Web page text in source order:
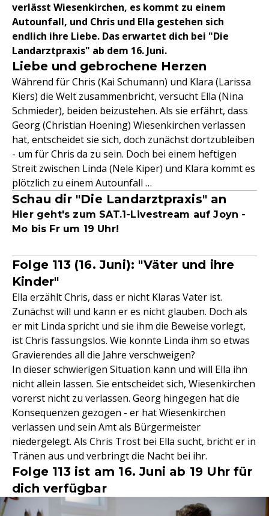
verlässt Wiesenkirchen, es kommt zu einem
Autounfall, und Chris und Ella gestehen sich
endlich ihre Liebe. Das erwartet dich bei "Die
Landarztpraxis" ab dem 16. Juni.
Liebe und gebrochene Herzen
Während für Chris (Kai Schumann) und Klara (Larissa
Kiers) die Welt zusammenbricht, versucht Ella (Nina
Schmieder), beiden beizustehen. Als sie erfährt, dass
Georg (Christian Hoening) Wiesenkirchen verlassen
hat, entscheidet sie sich, doch zunächst dortzubleiben
- um für Chris da zu sein. Doch bei einem heftigen
Streit zwischen Linda (Nele Kiper) und Klara kommt es
plötzlich zu einem Autounfall …
Schau dir "Die Landarztpraxis" an
Hier geht's zum SAT.1-Livestream auf Joyn -
Mo bis Fr um 19 Uhr!
Folge 113 (16. Juni): "Väter und ihre
Kinder"
Ella erzählt Chris, dass er nicht Klaras Vater ist.
Zunächst will und kann er es nicht glauben. Doch als
er mit Linda spricht und sie ihm die Beweise vorlegt,
ist Chris fassungslos. Wie konnte Linda ihm so etwas
Gravierendes all die Jahre verschweigen?
In dieser schwierigen Situation kann und will Ella ihn
nicht allein lassen. Sie entscheidet sich, Wiesenkirchen
vorerst nicht zu verlassen. Georg hingegen hat die
Konsequenzen gezogen - er hat Wiesenkirchen
verlassen und sein Amt als Bürgermeister
niedergelegt. Als Chris Trost bei Ella sucht, bricht er in
Tränen aus und verbringt die Nacht bei ihr.
Folge 113 ist am 16. Juni ab 19 Uhr für
dich verfügbar